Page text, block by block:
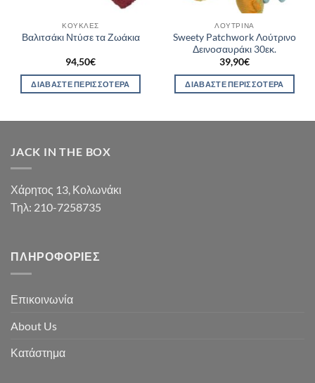
ΚΟΎΚΛΕΣ
Βαλιτσάκι Ντύσε τα Ζωάκια
94,50€
ΔΙΑΒΆΣΤΕ ΠΕΡΙΣΣΌΤΕΡΑ
ΛΟΎΤΡΙΝΑ
Sweety Patchwork Λούτρινο
Δεινοσαυράκι 30εκ.
39,90€
ΔΙΑΒΆΣΤΕ ΠΕΡΙΣΣΌΤΕΡΑ
JACK IN THE BOX
Χάρητος 13, Κολωνάκι
Τηλ: 210-7258735
ΠΛΗΡΟΦΟΡΊΕΣ
Επικοινωνία
About Us
Κατάστημα